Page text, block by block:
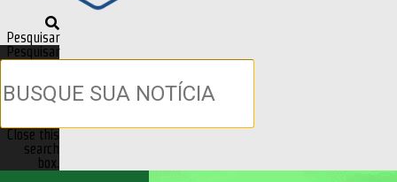
Pesquisar
Pesquisar
Close this
search
box.